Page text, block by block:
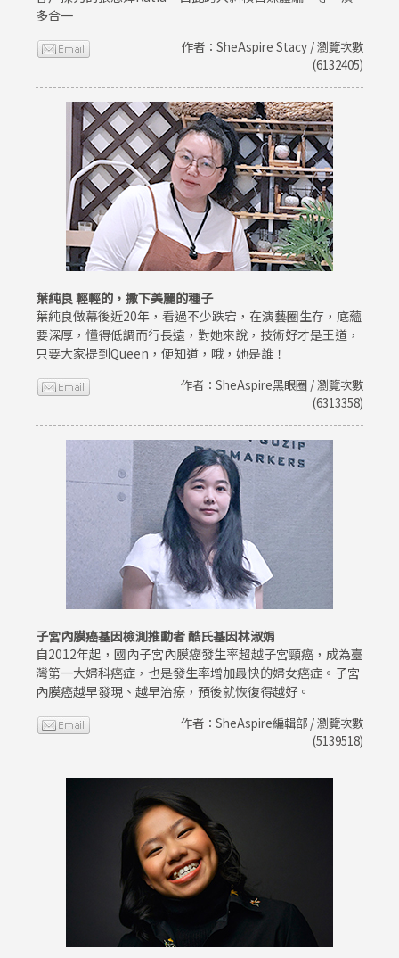
多合一
作者：SheAspire Stacy / 瀏覽次數
(6132405)
葉純良 輕輕的，撒下美麗的種子
葉純良做幕後近20年，看過不少跌宕，在演藝圈生存，底蘊
要深厚，懂得低調而行長遠，對她來說，技術好才是王道，
只要大家提到Queen，便知道，哦，她是誰！
作者：SheAspire黑眼圈 / 瀏覽次數
(6313358)
子宮內膜癌基因檢測推動者 酷氏基因林淑娟
自2012年起，國內子宮內膜癌發生率超越子宮頸癌，成為臺
灣第一大婦科癌症，也是發生率增加最快的婦女癌症。子宮
內膜癌越早發現、越早治療，預後就恢復得越好。
作者：SheAspire編輯部 / 瀏覽次數
(5139518)